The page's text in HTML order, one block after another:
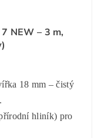
NEW – 3 m,
18 mm – čistý
hliník) pro